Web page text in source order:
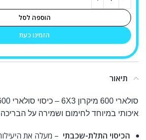
הוספה לסל
הזמינו כעת
תיאור
איכותי במיוחד לחימום ושמירה על
הכיסוי התלת-שכבתי – מעלה את היעילות